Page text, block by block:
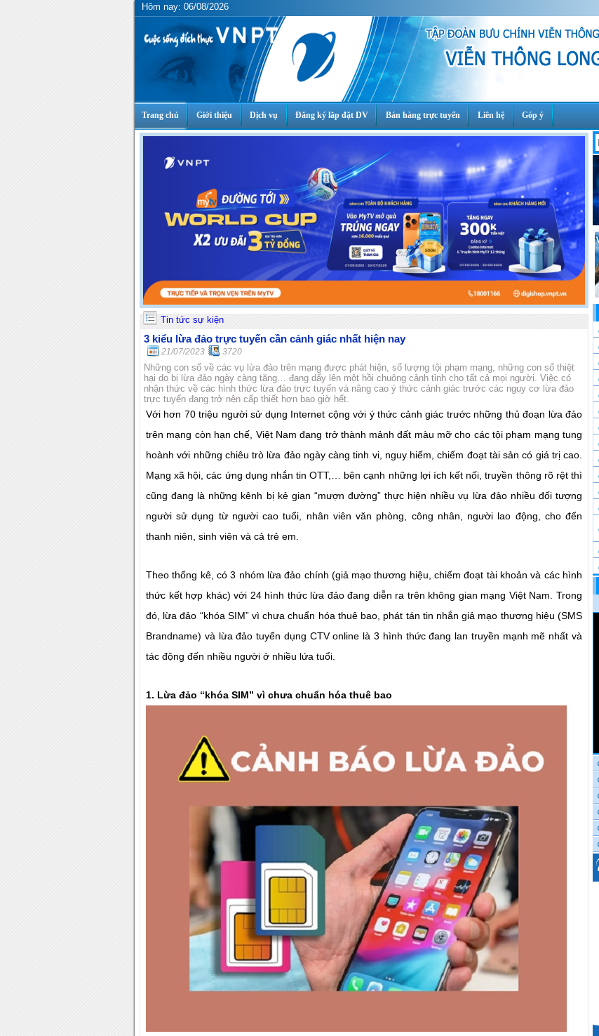
Hôm nay: 06/08/2026
Trang chủ Giới thiệu Dịch vụ Đăng ký lắp đặt DV Bán hàng trực tuyến Liên hệ Góp ý
Tin tức sự kiện
3 kiểu lừa đảo trực tuyến cần cảnh giác nhất hiện nay
21/07/2023 3720
Những con số về các vụ lừa đảo trên mạng được phát hiện, số lượng tội phạm mạng, những con số thiệt
hại do bị lừa đảo ngày càng tăng… đang dấy lên một hồi chuông cảnh tỉnh cho tất cả mọi người. Việc có
nhận thức về các hình thức lừa đảo trực tuyến và nâng cao ý thức cảnh giác trước các nguy cơ lừa đảo
trực tuyến đang trở nên cấp thiết hơn bao giờ hết.
Với hơn 70 triệu người sử dụng Internet cộng với ý thức cảnh giác trước những thủ đoạn lừa đảo
trên mạng còn hạn chế, Việt Nam đang trở thành mảnh đất màu mỡ cho các tội phạm mạng tung
hoành với những chiêu trò lừa đảo ngày càng tinh vi, nguy hiểm, chiếm đoạt tài sản có giá trị cao.
Mạng xã hội, các ứng dụng nhắn tin OTT,… bên cạnh những lợi ích kết nối, truyền thông rõ rệt thì
cũng đang là những kênh bị kẻ gian “mượn đường” thực hiện nhiều vụ lừa đảo nhiều đối tượng
người sử dụng từ người cao tuổi, nhân viên văn phòng, công nhân, người lao động, cho đến
thanh niên, sinh viên và cả trẻ em.
Theo thống kê, có 3 nhóm lừa đảo chính (giả mạo thương hiệu, chiếm đoạt tài khoản và các hình
thức kết hợp khác) với 24 hình thức lừa đảo đang diễn ra trên không gian mạng Việt Nam. Trong
đó, lừa đảo “khóa SIM” vì chưa chuẩn hóa thuê bao, phát tán tin nhắn giả mạo thương hiệu (SMS
Brandname) và lừa đảo tuyển dụng CTV online là 3 hình thức đang lan truyền mạnh mẽ nhất và
tác động đến nhiều người ở nhiều lứa tuổi.
1. Lừa đảo “khóa SIM” vì chưa chuẩn hóa thuê bao